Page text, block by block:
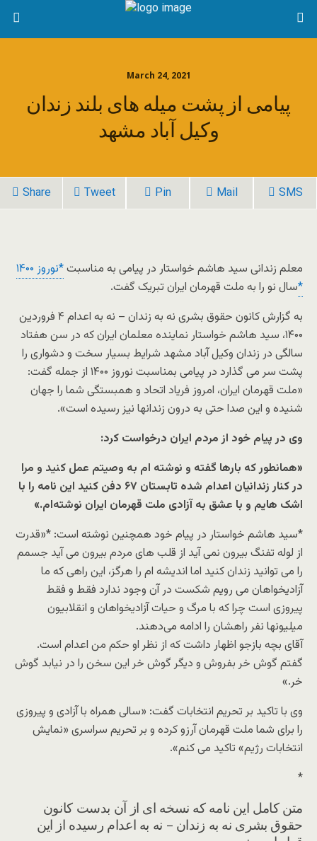
March 24, 2021
پیامی از پشت میله های بلند زندان
وکیل آباد مشهد
Share Tweet Pin Mail SMS
معلم زندانی سید هاشم خواستار در پیامی به مناسبت
*نوروز ۱۴۰۰
*سال نو را به ملت قهرمان ایران تبریک گفت.
به گزارش کانون حقوق بشری نه به زندان – نه به اعدام ۴ فروردین
۱۴۰۰، سید هاشم خواستار نماینده معلمان ایران که در سن هفتاد
سالگی در زندان وکیل آباد مشهد شرایط بسیار سخت و دشواری را
پشت سر می گذارد در پیامی بمناسبت نوروز ۱۴۰۰ از جمله گفت:
«ملت قهرمان ایران، امروز فریاد اتحاد و همبستگی شما را جهان
شنیده و این صدا حتی به درون زندانها نیز رسیده است».
وی در پیام خود از مردم ایران درخواست کرد:
«همانطور که بارها گفته و نوشته ام به وصیتم عمل کنید و مرا
در کنار زندانیان اعدام شده تابستان ۶۷ دفن کنید این نامه را با
اشک هایم و با عشق به آزادی ملت قهرمان ایران نوشته‌ام.»
*سید هاشم خواستار در پیام خود همچنین نوشته است: *«قدرت
از لوله تفنگ بیرون نمی آید از قلب های مردم بیرون می آید جسمم
را می توانید زندان کنید اما اندیشه ام را هرگز، این راهی که ما
آزادیخواهان می رویم شکست در آن وجود ندارد فقط و فقط
پیروزی است چرا که با مرگ و حیات آزادیخواهان و انقلابیون
میلیونها نفر راهشان را ادامه می‌دهند.
آقای بچه بازجو اظهار داشت که از نظر او حکم من اعدام است.
گفتم گوش خر بفروش و دیگر گوش خر این سخن را در نیابد گوش
خر.»
وی با تاکید بر تحریم انتخابات گفت: «سالی همراه با آزادی و پیروزی
را برای شما ملت قهرمان آرزو کرده و بر تحریم سراسری «نمایش
انتخابات رژیم» تاکید می کنم».
*
متن کامل این نامه که نسخه ای از آن بدست کانون
حقوق بشری نه به زندان – نه به اعدام رسیده از این